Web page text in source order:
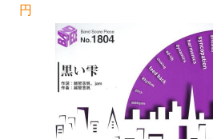
円